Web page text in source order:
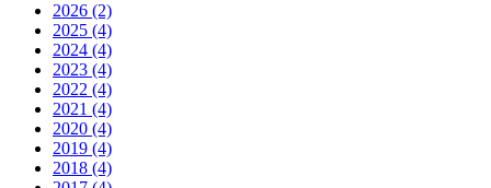
2026 (2)
2025 (4)
2024 (4)
2023 (4)
2022 (4)
2021 (4)
2020 (4)
2019 (4)
2018 (4)